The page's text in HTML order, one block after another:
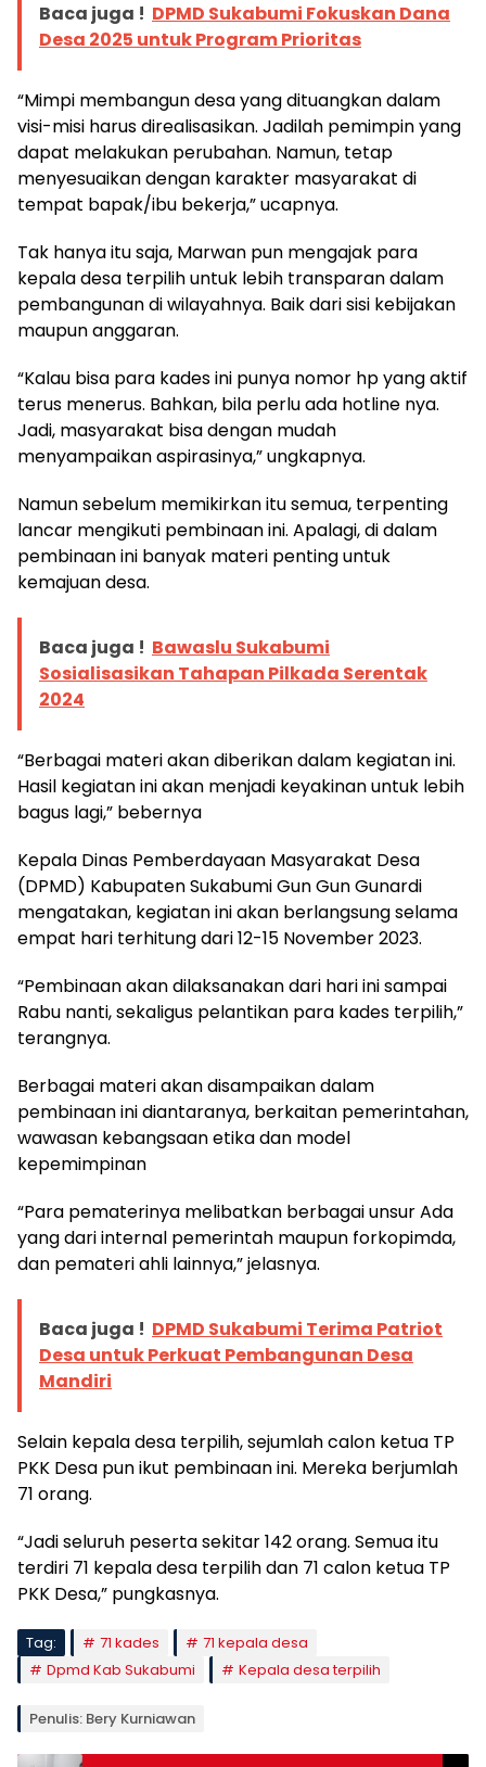
Baca juga ! DPMD Sukabumi Fokuskan Dana
Desa 2025 untuk Program Prioritas
“Mimpi membangun desa yang dituangkan dalam
visi-misi harus direalisasikan. Jadilah pemimpin yang
dapat melakukan perubahan. Namun, tetap
menyesuaikan dengan karakter masyarakat di
tempat bapak/ibu bekerja,” ucapnya.
Tak hanya itu saja, Marwan pun mengajak para
kepala desa terpilih untuk lebih transparan dalam
pembangunan di wilayahnya. Baik dari sisi kebijakan
maupun anggaran.
“Kalau bisa para kades ini punya nomor hp yang aktif
terus menerus. Bahkan, bila perlu ada hotline nya.
Jadi, masyarakat bisa dengan mudah
menyampaikan aspirasinya,” ungkapnya.
Namun sebelum memikirkan itu semua, terpenting
lancar mengikuti pembinaan ini. Apalagi, di dalam
pembinaan ini banyak materi penting untuk
kemajuan desa.
Baca juga ! Bawaslu Sukabumi
Sosialisasikan Tahapan Pilkada Serentak
2024
“Berbagai materi akan diberikan dalam kegiatan ini.
Hasil kegiatan ini akan menjadi keyakinan untuk lebih
bagus lagi,” bebernya
Kepala Dinas Pemberdayaan Masyarakat Desa
(DPMD) Kabupaten Sukabumi Gun Gun Gunardi
mengatakan, kegiatan ini akan berlangsung selama
empat hari terhitung dari 12-15 November 2023.
“Pembinaan akan dilaksanakan dari hari ini sampai
Rabu nanti, sekaligus pelantikan para kades terpilih,”
terangnya.
Berbagai materi akan disampaikan dalam
pembinaan ini diantaranya, berkaitan pemerintahan,
wawasan kebangsaan etika dan model
kepemimpinan
“Para pematerinya melibatkan berbagai unsur Ada
yang dari internal pemerintah maupun forkopimda,
dan pemateri ahli lainnya,” jelasnya.
Baca juga ! DPMD Sukabumi Terima Patriot
Desa untuk Perkuat Pembangunan Desa
Mandiri
Selain kepala desa terpilih, sejumlah calon ketua TP
PKK Desa pun ikut pembinaan ini. Mereka berjumlah
71 orang.
“Jadi seluruh peserta sekitar 142 orang. Semua itu
terdiri 71 kepala desa terpilih dan 71 calon ketua TP
PKK Desa,” pungkasnya.
Tag: 71 kades
71 kepala desa
Dpmd Kab Sukabumi
Kepala desa terpilih
Penulis: Bery Kurniawan